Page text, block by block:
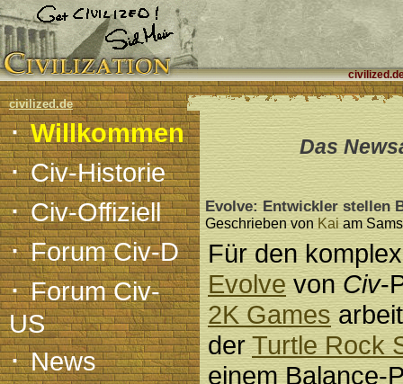
civilized.de
·Willkommen
·Civ-Historie
·Civ-Offiziell
·Forum Civ-D
·Forum Civ-
US
·News
Das
Evolve: Entwickler stellen
Geschrieben vonKaiam
Für den
EvolvevonCiv-
2K Games
derTurtle Rock
einem Balance-